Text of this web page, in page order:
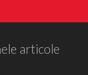
articole